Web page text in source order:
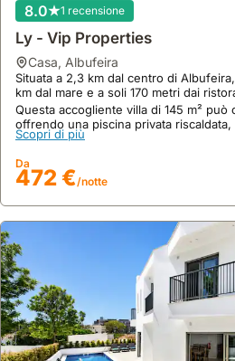
8.0 1 recensione
Ly - Vip Properties
casa, Albufeira
Situata a 2,3 km dal centro di
km dal mare e a soli 170 metri dai
Questa accogliente villa di 145 m²
offrendo una piscina privata
con comodo parcheggio disponibile.
Scopri di più
Da
472 €/notte